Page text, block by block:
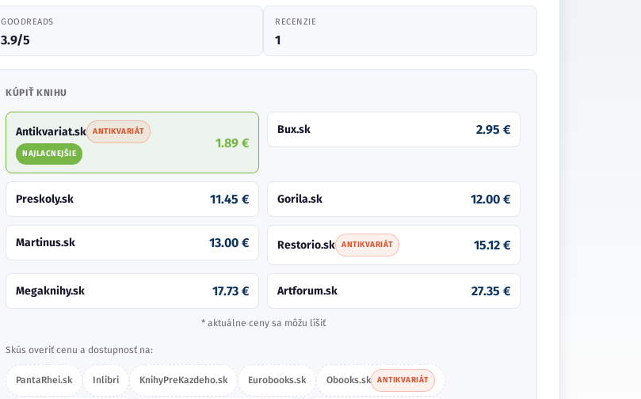
GOODREADS
3.9/5
RECENZIE
1
KÚPIŤ KNIHU
Antikvariat.sk ANTIKVARIÁT
NAJLACNEJŠIE
1.89 €
Bux.sk 2.95 €
Preskoly.sk 11.45 € Gorila.sk 12.00 €
Martinus.sk 13.00 € Restorio.sk ANTIKVARIÁT 15.12 €
Megaknihy.sk 17.73 € Artforum.sk 27.35 €
* aktuálne ceny sa môžu líšiť
Skús overiť cenu a dostupnosť na:
PantaRhei.sk Inlibri KnihyPreKazdeho.sk Eurobooks.sk Obooks.sk ANTIKVARIÁT